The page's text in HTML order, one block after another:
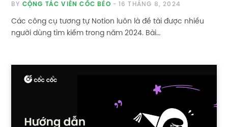
BY CỘNG TÁC VIÊN CỐC BÉO 16 THÁNG 8, 2024
Các công cụ tương tự Notion luôn là đề tài được nhiều
người dùng tìm kiếm trong năm 2024. Bài…